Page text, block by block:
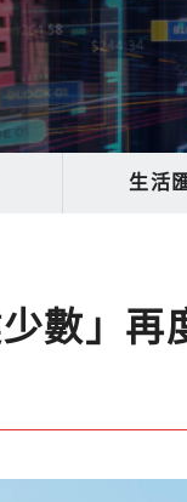
生活
數」再